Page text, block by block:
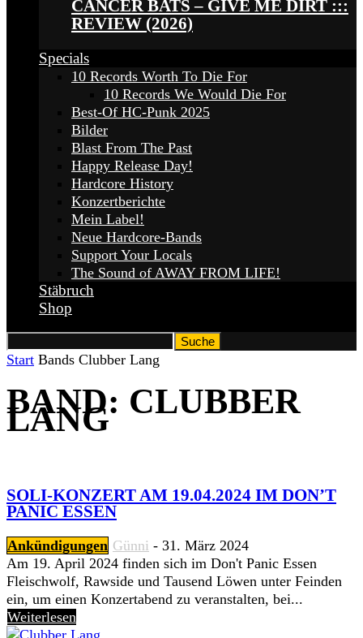
CANCER BATS – GIVE ME DIRT :::
REVIEW (2026)
Specials
10 Records Worth To Die For
10 Records We Would Die For
Best-Of HC-Punk 2025
Bilder
Blast From The Past
Happy Release Day!
Hardcore History
Konzertberichte
Mein Label!
Neue Hardcore-Bands
Support Your Locals
The Sound of AWAY FROM LIFE!
Stäbruch
Shop
Start Bands Clubber Lang
BAND: CLUBBER
LANG
SOLI-KONZERT AM 19.04.2024 IM DON’T
PANIC ESSEN
Ankündigungen Günni - 31. März 2024
Am 19. April 2024 finden sich im Don't Panic Essen
Fleischwolf, Rawside und Tausend Löwen unter Feinden
ein, um einen Konzertabend zu veranstalten, bei...
Weiterlesen